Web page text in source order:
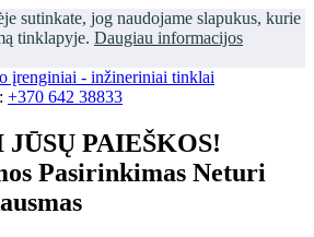
sutinkate, jog naudojame slapukus, kurie
tinklapyje. Daugiau informacijos
+370 642 38833
PAIEŠKOS!
Pasirinkimas Neturi